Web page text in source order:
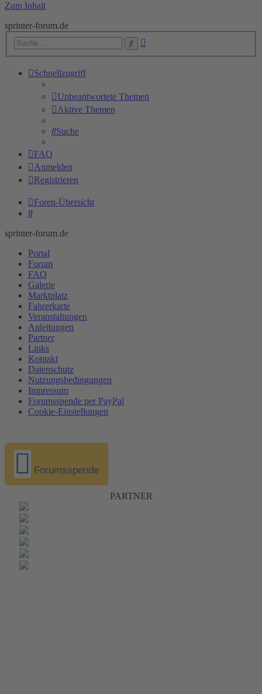
Zum Inhalt
sprinter-forum.de
Suche
Schnellzugriff
Unbeantwortete Themen
Aktive Themen
Suche
FAQ
Anmelden
Registrieren
Foren-Übersicht
Suche
sprinter-forum.de
Portal
Forum
FAQ
Galerie
Marktplatz
Fahrerkarte
Veranstaltungen
Anleitungen
Partner
Links
Kontakt
Datenschutz
Nutzungsbedingungen
Impressum
Forumsspende per PayPal
Cookie-Einstellungen
Forumsspende
PARTNER